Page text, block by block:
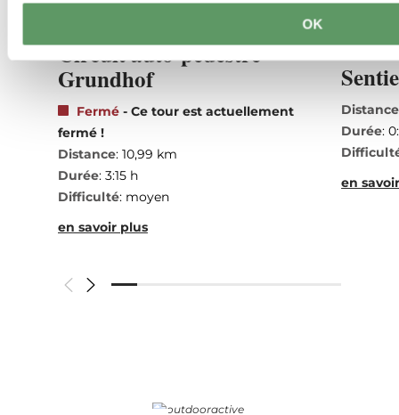
OK
Circuit auto-pédestre
Grundhof
Fermé - Ce tour est actuellement
fermé !
Distance: 10,99 km
Durée: 3:15 h
Difficulté: moyen
en savoir plus
Adapté
Distance
Durée:
en